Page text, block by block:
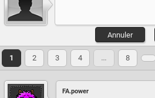
Annuler
1 2 3 4 … 8
FA.power